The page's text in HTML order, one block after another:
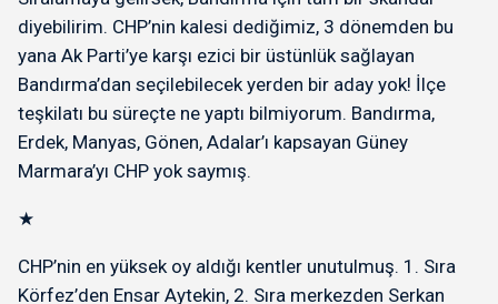
diyebilirim. CHP’nin kalesi dediğimiz, 3 dönemden bu
yana Ak Parti’ye karşı ezici bir üstünlük sağlayan
Bandırma’dan seçilebilecek yerden bir aday yok! İlçe
teşkilatı bu süreçte ne yaptı bilmiyorum. Bandırma,
Erdek, Manyas, Gönen, Adalar’ı kapsayan Güney
Marmara’yı CHP yok saymış.
★
CHP’nin en yüksek oy aldığı kentler unutulmuş. 1. Sıra
Körfez’den Ensar Aytekin, 2. Sıra merkezden Serkan